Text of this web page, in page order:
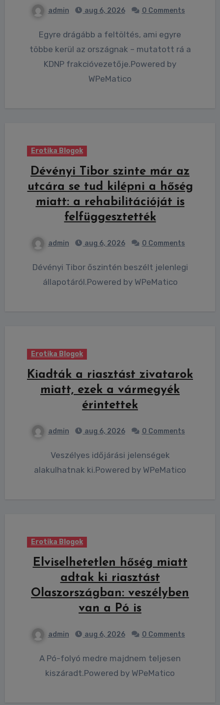
admin aug 6, 2026 0 Comments
Egyre drágább a feltöltés, ami egyre
többe kerül az országnak – mutatott rá a
KDNP frakcióvezetője.Powered by
WPeMatico
Erotika Blogok
Dévényi Tibor szinte már az
utcára se tud kilépni a hőség
miatt: a rehabilitációját is
felfüggesztették
admin aug 6, 2026 0 Comments
Dévényi Tibor őszintén beszélt jelenlegi
állapotáról.Powered by WPeMatico
Erotika Blogok
Kiadták a riasztást zivatarok
miatt, ezek a vármegyék
érintettek
admin aug 6, 2026 0 Comments
Veszélyes időjárási jelenségek
alakulhatnak ki.Powered by WPeMatico
Erotika Blogok
Elviselhetetlen hőség miatt
adtak ki riasztást
Olaszországban: veszélyben
van a Pó is
admin aug 6, 2026 0 Comments
A Pó-folyó medre majdnem teljesen
kiszáradt.Powered by WPeMatico